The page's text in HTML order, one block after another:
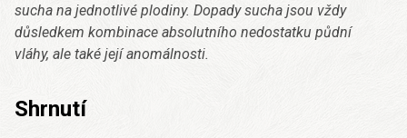
sucha na jednotlivé plodiny. Dopady sucha jsou vždy
důsledkem kombinace absolutního nedostatku půdní
vláhy, ale také její anomálnosti.
Shrnutí